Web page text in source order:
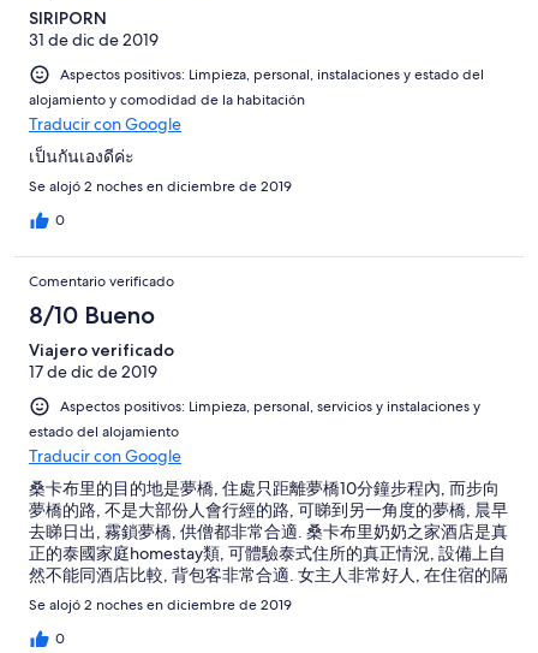
SIRIPORN
31 de dic de 2019
Aspectos positivos: Limpieza, personal, instalaciones y estado del
alojamiento y comodidad de la habitación
Traducir con Google
เป็นกันเองดีค่ะ
Se alojó 2 noches en diciembre de 2019
0
Comentario verificado
8/10 Bueno
Viajero verificado
17 de dic de 2019
Aspectos positivos: Limpieza, personal, servicios y instalaciones y
estado del alojamiento
Traducir con Google
桑卡布里的目的地是夢橋, 住處只距離夢橋10分鐘步程內, 而步向
夢橋的路, 不是大部份人會行經的路, 可睇到另一角度的夢橋, 晨早
去睇日出, 霧鎖夢橋, 供僧都非常合適. 桑卡布里奶奶之家酒店是真
正的泰國家庭homestay類, 可體驗泰式住所的真正情況, 設備上自
然不能同酒店比較, 背包客非常合適. 女主人非常好人, 在住宿的隔
鄰有經營小餐店, 有比較在地的食品供應, 女主人可以英語溝通, 可
為你的行程或附近景點提供意見. 晚上非常寧靜, 由於光害小, 晚上
步行回住處, 基本上滿天星星, 值得一住. My main objective to
Se alojó 2 noches en diciembre de 2019
0